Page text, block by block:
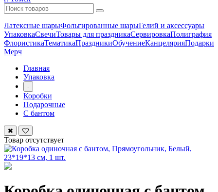
Латексные шарыФольгированные шарыГелий и аксессуары
УпаковкаСвечиТовары для праздникаСервировкаПолиграфия
ФлористикаТематикаПраздникиОбучениеКанцелярияПодарки
Мерч
Главная
Упаковка
-
Коробки
Подарочные
С бантом
Товар отсутствует